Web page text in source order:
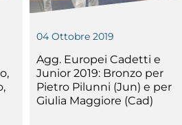
Certificati e
04 Ottobre 2019
Agg. Europei Cadetti e
Junior 2019: Bronzo per
Pietro Pilunni (Jun) e per
Giulia Maggiore (Cad)